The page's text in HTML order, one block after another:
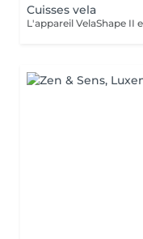
Cuisses vela